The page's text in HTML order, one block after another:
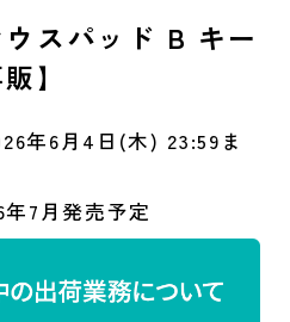
スパッド B キー
】
年6月4日(木) 23:59ま
年7月発売予定